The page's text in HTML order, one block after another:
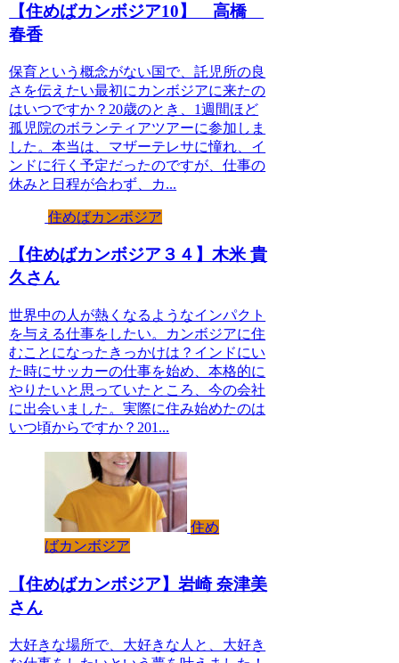
【住めばカンボジア10】 高橋
春香
保育という概念がない国で、託児所の良
さを伝えたい最初にカンボジアに来たの
はいつですか？20歳のとき、1週間ほど
孤児院のボランティアツアーに参加しま
した。本当は、マザーテレサに憧れ、イ
ンドに行く予定だったのですが、仕事の
休みと日程が合わず、カ...
住めばカンボジア
【住めばカンボジア３４】木米 貴
久さん
世界中の人が熱くなるようなインパクト
を与える仕事をしたい。カンボジアに住
むことになったきっかけは？インドにい
た時にサッカーの仕事を始め、本格的に
やりたいと思っていたところ、今の会社
に出会いました。実際に住み始めたのは
いつ頃からですか？201...
住め
ばカンボジア
【住めばカンボジア】岩崎 奈津美
さん
大好きな場所で、大好きな人と、大好き